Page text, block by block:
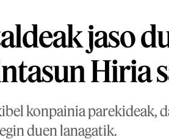
jaso
Hiria
konpainia parekideak,
duen lanagatik.